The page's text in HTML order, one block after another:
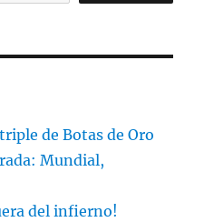
de Botas de Oro
Mundial,
del infierno!